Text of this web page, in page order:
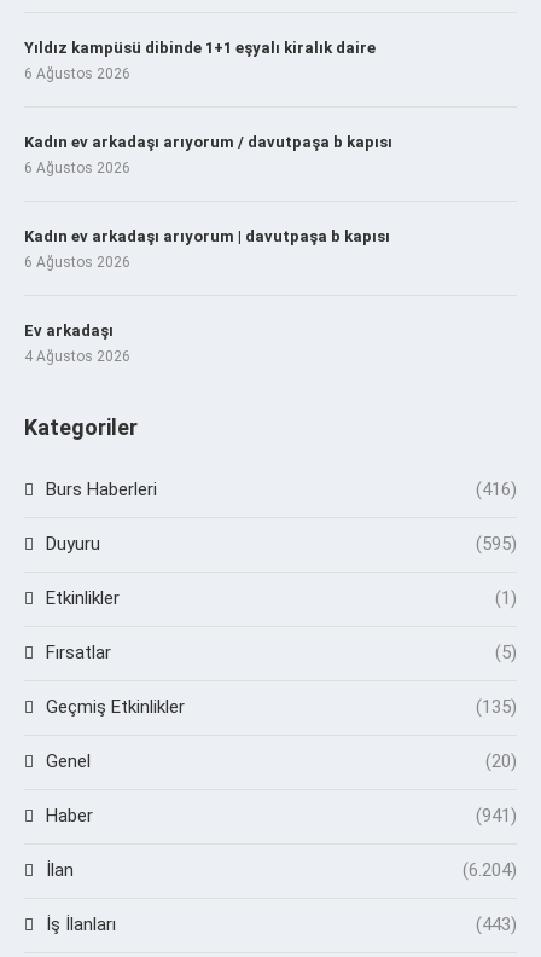
Yıldız kampüsü dibinde 1+1 eşyalı kiralık daire
6 Ağustos 2026
Kadın ev arkadaşı arıyorum / davutpaşa b kapısı
6 Ağustos 2026
Kadın ev arkadaşı arıyorum | davutpaşa b kapısı
6 Ağustos 2026
Ev arkadaşı
4 Ağustos 2026
Kategoriler
Burs Haberleri (416)
Duyuru (595)
Etkinlikler (1)
Fırsatlar (5)
Geçmiş Etkinlikler (135)
Genel (20)
Haber (941)
İlan (6.204)
İş İlanları (443)